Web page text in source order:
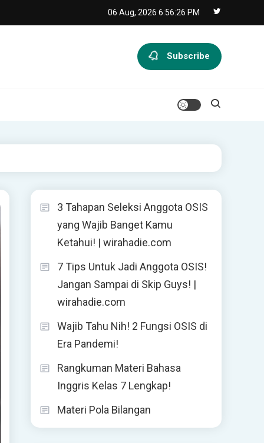
06 Aug, 2026 6:56:27 PM
Subscribe
3 Tahapan Seleksi Anggota OSIS
yang Wajib Banget Kamu
Ketahui! | wirahadie.com
7 Tips Untuk Jadi Anggota OSIS!
Jangan Sampai di Skip Guys! |
wirahadie.com
Wajib Tahu Nih! 2 Fungsi OSIS di
Era Pandemi!
Rangkuman Materi Bahasa
Inggris Kelas 7 Lengkap!
Materi Pola Bilangan